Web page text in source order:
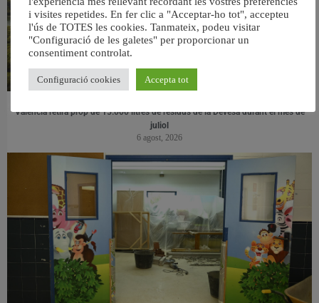
València retira prop de 15.000 litres de residus de la Devesa durant el mes de
juliol
6 agost, 2026
i visites repetides. En fer clic a "Acceptar-ho tot", accepteu
l'ús de TOTES les cookies. Tanmateix, podeu visitar
"Configuració de les galetes" per proporcionar un
consentiment controlat.
Configuració cookies Accepta tot